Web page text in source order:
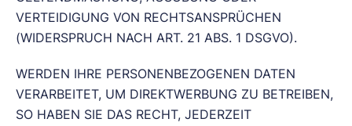
VERTEIDIGUNG VON RECHTSANSPRÜCHEN
(WIDERSPRUCH NACH ART. 21 ABS. 1 DSGVO).
WERDEN IHRE PERSONENBEZOGENEN DATEN
VERARBEITET, UM DIREKTWERBUNG ZU BETREIBEN,
SO HABEN SIE DAS RECHT, JEDERZEIT